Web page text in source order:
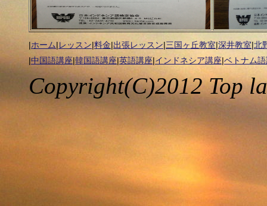
|ホーム|レッスン|料金|出張レッスン|三国ヶ丘教室|深井教室|北
|中国語講座|韓国語講座|英語講座|インドネシア講座|ベトナム
Copyright(C)2012 Top